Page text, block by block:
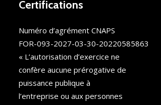
Certifications
Numéro d’agrément CNAPS
FOR-093-2027-03-30-20220585863
« L’autorisation d’exercice ne
confère aucune prérogative de
puissance publique à
l’entreprise ou aux personnes